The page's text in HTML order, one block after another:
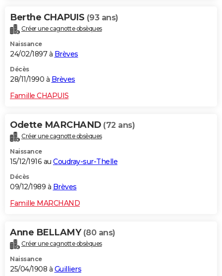
Berthe CHAPUIS (93 ans)
Créer une cagnotte obsèques
Naissance
24/02/1897 à Brèves
Décès
28/11/1990 à Brèves
Famille CHAPUIS
Odette MARCHAND (72 ans)
Créer une cagnotte obsèques
Naissance
15/12/1916 au Coudray-sur-Thelle
Décès
09/12/1989 à Brèves
Famille MARCHAND
Anne BELLAMY (80 ans)
Créer une cagnotte obsèques
Naissance
25/04/1908 à Guilliers